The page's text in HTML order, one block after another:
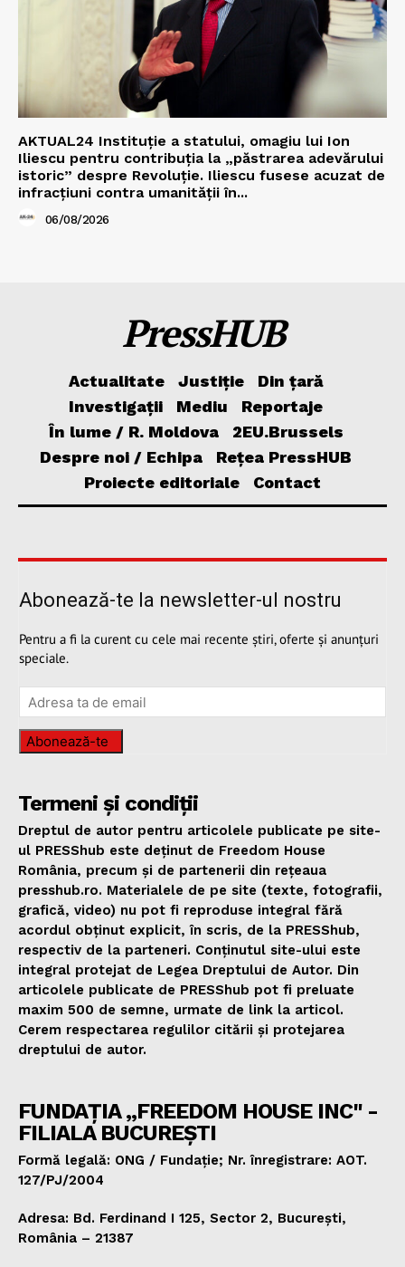
AKTUAL24 Instituție a statului, omagiu lui Ion
Iliescu pentru contribuția la „păstrarea adevărului
istoric” despre Revoluție. Iliescu fusese acuzat de
infracțiuni contra umanității în...
06/08/2026
PressHUB
Actualitate Justiție
Din țară
Investigații
Mediu
Reportaje
În lume / R. Moldova
2EU.Brussels
Despre noi / Echipa
Rețea PressHUB
Proiecte editoriale
Contact
Abonează-te la newsletter-ul nostru
Pentru a fi la curent cu cele mai recente știri, oferte și anunțuri
speciale.
Abonează-te
Termeni și condiții
Dreptul de autor pentru articolele publicate pe site-
ul PRESShub este deținut de Freedom House
România, precum și de partenerii din rețeaua
presshub.ro. Materialele de pe site (texte, fotografii,
grafică, video) nu pot fi reproduse integral fără
acordul obținut explicit, în scris, de la PRESShub,
respectiv de la parteneri. Conținutul site-ului este
integral protejat de Legea Dreptului de Autor. Din
articolele publicate de PRESShub pot fi preluate
maxim 500 de semne, urmate de link la articol.
Cerem respectarea regulilor citării și protejarea
dreptului de autor.
FUNDAȚIA „FREEDOM HOUSE INC" -
FILIALA BUCUREȘTI
Formă legală: ONG / Fundație; Nr. înregistrare: AOT.
127/PJ/2004
Adresa: Bd. Ferdinand I 125, Sector 2, București,
România – 21387